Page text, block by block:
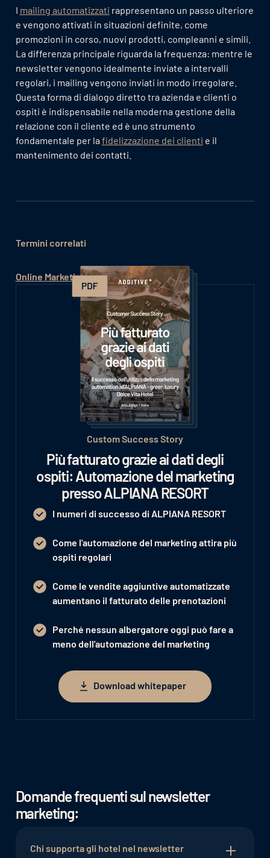
I mailing automatizzati rappresentano un passo ulteriore
e vengono attivati in situazioni definite, come
promozioni in corso, nuovi prodotti, compleanni e simili.
La differenza principale riguarda la frequenza: mentre le
newsletter vengono idealmente inviate a intervalli
regolari, i mailing vengono inviati in modo irregolare.
Questa forma di dialogo diretto tra azienda e clienti o
ospiti è indispensabile nella moderna gestione della
relazione con il cliente ed è uno strumento
fondamentale per lafidelizzazione dei clienti e il
mantenimento dei contatti.
Termini correlati
Online Marketing Hotel
Custom Success Story
Più fatturato grazie ai dati degli
ospiti: Automazione del marketing
presso ALPIANA RESORT
I numeri di successo di ALPIANA RESORT
Come l'automazione del marketing attira più
ospiti regolari
Come le vendite aggiuntive automatizzate
aumentano il fatturato delle prenotazioni
Perché nessun albergatore oggi può fare a
meno dell'automazione del marketing
Download whitepaper
Download whitepaper
Domande frequenti sul newsletter
marketing:
Chi supporta gli hotel nel newsletter